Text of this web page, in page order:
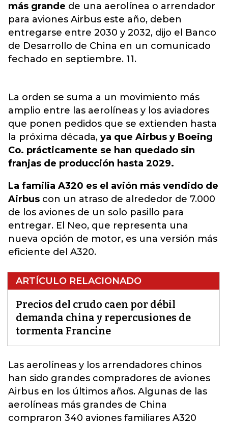
más grande de una aerolínea o arrendador
para aviones Airbus este año, deben
entregarse entre 2030 y 2032, dijo el Banco
de Desarrollo de China en un comunicado
fechado en septiembre. 11.
La orden se suma a un movimiento más
amplio entre las aerolíneas y los aviadores
que ponen pedidos que se extienden hasta
la próxima década, ya que Airbus y Boeing
Co. prácticamente se han quedado sin
franjas de producción hasta 2029.
La familia A320 es el avión más vendido de
Airbus con un atraso de alrededor de 7.000
de los aviones de un solo pasillo para
entregar. El Neo, que representa una
nueva opción de motor, es una versión más
eficiente del A320.
ARTÍCULO RELACIONADO
Precios del crudo caen por débil
demanda china y repercusiones de
tormenta Francine
Las aerolíneas y los arrendadores chinos
han sido grandes compradores de aviones
Airbus en los últimos años. Algunas de las
aerolíneas más grandes de China
compraron 340 aviones familiares A320